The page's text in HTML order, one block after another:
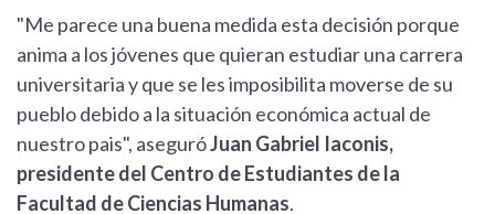
"Me parece una buena medida esta decisión porque
anima a los jóvenes que quieran estudiar una carrera
universitaria y que se les imposibilita moverse de su
pueblo debido a la situación económica actual de
nuestro pais", aseguróJuan Gabriel Iaconis,
presidente del Centro de Estudiantes de la
Facultad de Ciencias Humanas.